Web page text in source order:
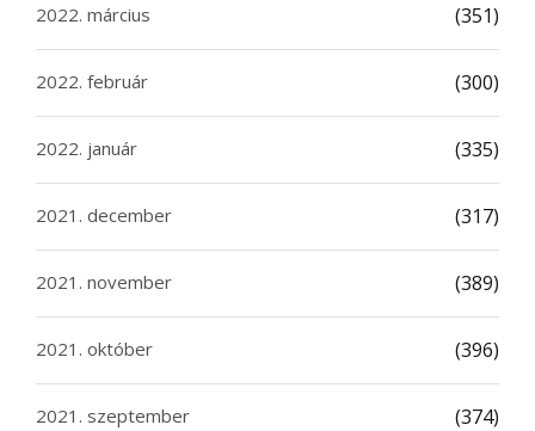
2022. március (351)
2022. február (300)
2022. január (335)
2021. december (317)
2021. november (389)
2021. október (396)
2021. szeptember (374)